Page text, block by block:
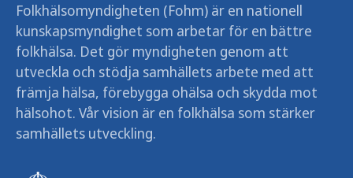
Folkhälsomyndigheten (Fohm) är en nationell
kunskapsmyndighet som arbetar för en bättre
folkhälsa. Det gör myndigheten genom att
utveckla och stödja samhällets arbete med att
främja hälsa, förebygga ohälsa och skydda mot
hälsohot. Vår vision är en folkhälsa som stärker
samhällets utveckling.